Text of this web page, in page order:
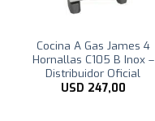
Cocina A Gas James 4
Hornallas C105 B Inox –
Distribuidor Oficial
USD 247,00